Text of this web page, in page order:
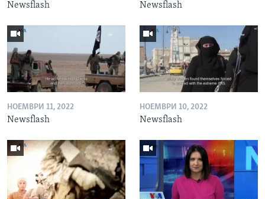
Newsflash Newsflash
НОЕМВРИ 11, 2022
Newsflash
НОЕМВРИ 10, 2022
Newsflash